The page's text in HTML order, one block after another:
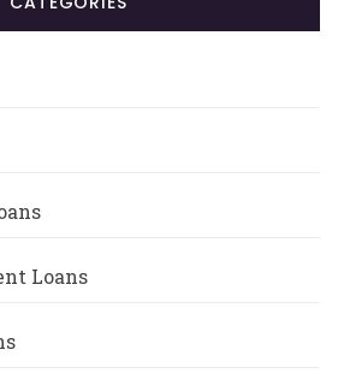
Loans